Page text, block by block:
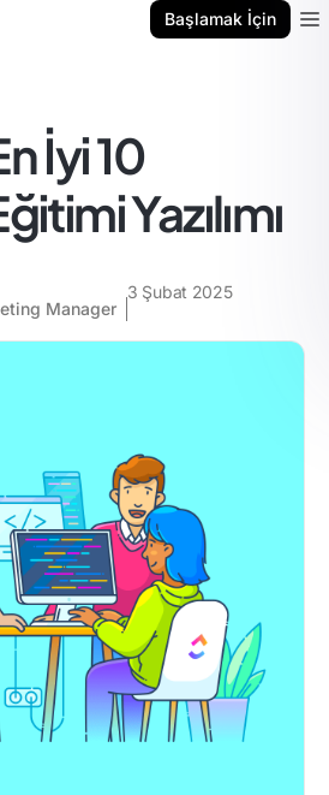
Başlamak İçin
İyi 10
Yazılımı
Manager
3 Şubat 2025